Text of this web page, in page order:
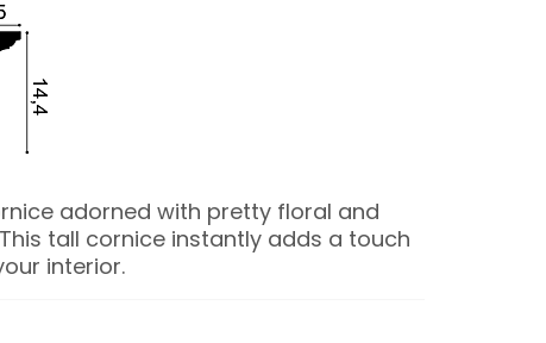
adorned with pretty floral and
tall cornice instantly adds a touch
interior.